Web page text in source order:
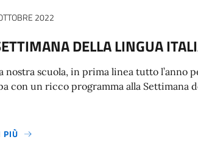
2022
DELLA LINGUA
nostra scuola, in prima linea tutto l’anno
con un ricco programma alla Settimana
PIÙ